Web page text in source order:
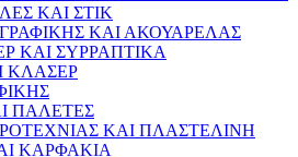
ΚΑΙ ΣΤΙΚ
ΚΑΙ ΑΚΟΥΑΡΕΛΑΣ
ΚΑΙ ΣΥΡΡΑΠΤΙΚΑ
ΚΛΑΣΕΡ
ΠΑΛΕΤΕΣ
ΚΑΙ ΠΛΑΣΤΕΛΙΝΗ
ΚΑΡΦΑΚΙΑ